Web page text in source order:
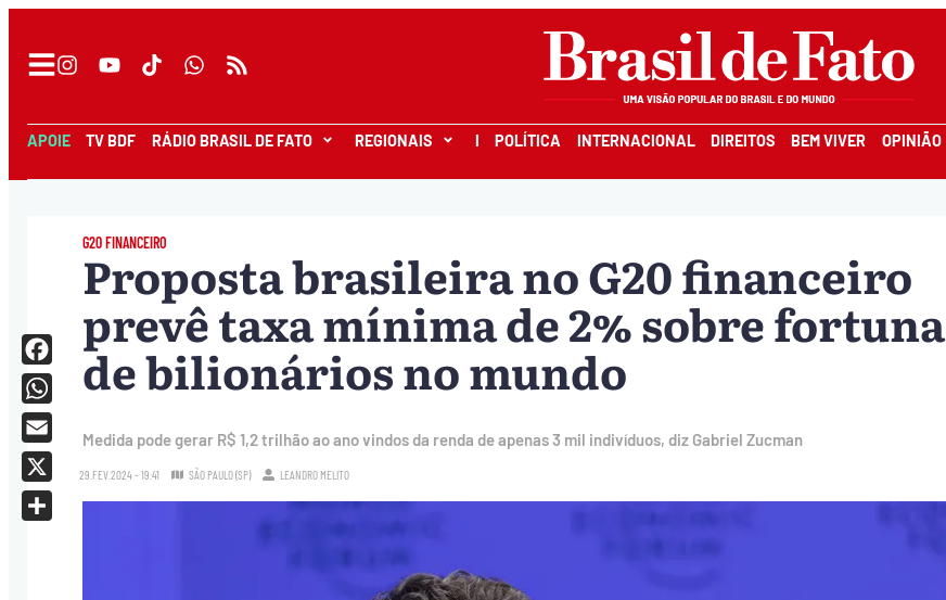
APOIE TV BDF RÁDIO BRASIL DE FATO REGIONAIS I POLÍTICA INTERNACIONAL DIREITOS BEM VIVER OPINIÃO
G20 FINANCEIRO
Proposta brasileira no G20 financeiro
prevê taxa mínima de 2% sobre fortuna
de bilionários no mundo
Medida pode gerar R$ 1,2 trilhão ao ano vindos da renda de apenas 3 mil indivíduos, diz Gabriel Zucman
29.FEV.2024 - 19:41 SÃO PAULO (SP) LEANDRO MELITO
Facebook
WhatsApp
Email
X